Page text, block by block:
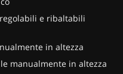
e ribaltabili
in altezza
manualmente in altezza